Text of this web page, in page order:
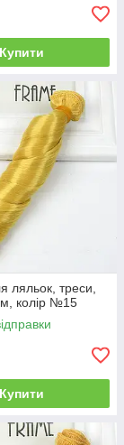
Купити
ляльок, треси,
колір №15
Купити